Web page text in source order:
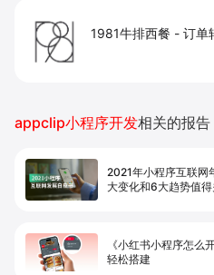
1981牛排西餐 - 订单
appclip小程序开发相关的报告
2021年小程序互联网
大变化和6大趋势值得
《小红书小程序怎么
轻松搭建